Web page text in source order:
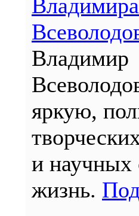
Владимира
Владимир
яркую,
и научных
жизнь.